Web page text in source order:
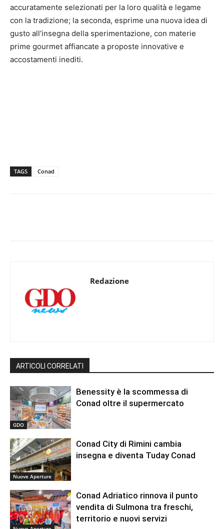
accuratamente selezionati per la loro qualità e legame
con la tradizione; la seconda, esprime una nuova idea di
gusto all’insegna della sperimentazione, con materie
prime gourmet affiancate a proposte innovative e
accostamenti inediti.
TAGS Conad
Redazione
ARTICOLI CORRELATI
GDO
Benessity è la scommessa di
Conad oltre il supermercato
Nuove Aperture
Conad City di Rimini cambia
insegna e diventa Tuday Conad
Conad Adriatico rinnova il punto
vendita di Sulmona tra freschi,
territorio e nuovi servizi